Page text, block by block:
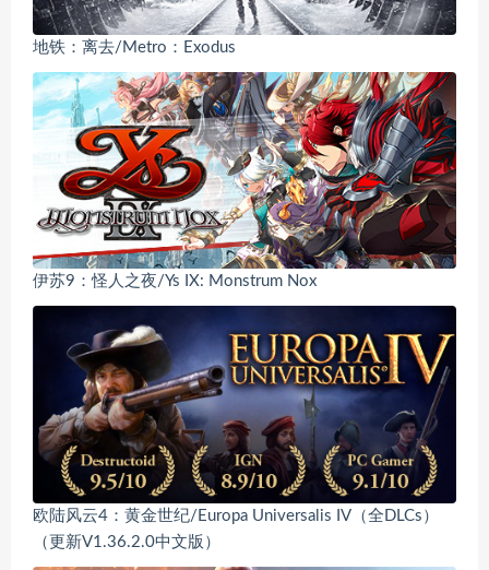
地铁：离去/Metro：Exodus
伊苏9：怪人之夜/Ys IX: Monstrum Nox
欧陆风云4：黄金世纪/Europa Universalis IV（全DLCs）
（更新V1.36.2.0中文版）